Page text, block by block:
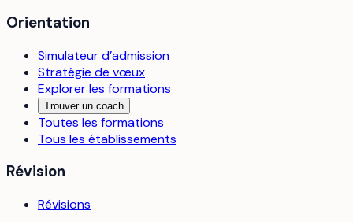
Orientation
Simulateur d’admission
Stratégie de vœux
Explorer les formations
Trouver un coach
Toutes les formations
Tous les établissements
Révision
Révisions